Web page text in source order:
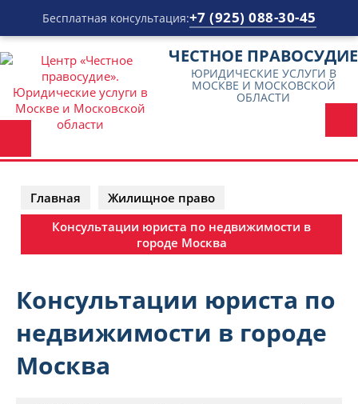
Бесплатная консультация:+7 (925) 088-30-45
Перейти
к
содержимому
ЧЕСТНОЕ ПРАВОСУДИЕ
ЮРИДИЧЕСКИЕ УСЛУГИ В
МОСКВЕ И МОСКОВСКОЙ
ОБЛАСТИ
Главная
Жилищное право
Консультации юриста по недвижимости в
городе Москва
Консультации юриста по
недвижимости в городе
Москва